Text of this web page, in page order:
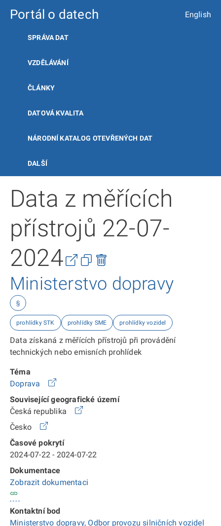
Portál o datech English
SPRÁVA DAT
VZDĚLÁVÁNÍ
ČLÁNKY
DATOVÁ KVALITA
NÁRODNÍ KATALOG OTEVŘENÝCH DAT
DALŠÍ
Data z měřících
přístrojů 22-07-
2024
Ministerstvo dopravy
§
prohlídky STK prohlídky SME prohlídky vozidel
Data získaná z měřících přístrojů při provádění
technických nebo emisních prohlídek
Téma
Doprava
Související geografické území
Česká republika
Česko
Časové pokrytí
2024-07-22 - 2024-07-22
Dokumentace
Zobrazit dokumentaci
Kontaktní bod
Ministerstvo dopravy, Odbor provozu silničních vozidel